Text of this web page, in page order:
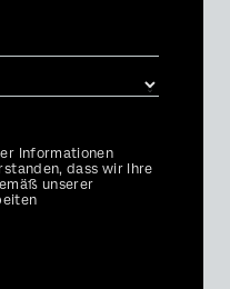
Informationen
dass wir Ihre
unserer